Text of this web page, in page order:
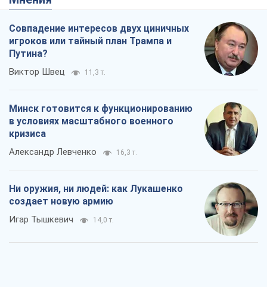
Совпадение интересов двух циничных
игроков или тайный план Трампа и
Путина?
Виктор Швец 11,3 т.
Минск готовится к функционированию
в условиях масштабного военного
кризиса
Александр Левченко 16,3 т.
Ни оружия, ни людей: как Лукашенко
создает новую армию
Игар Тышкевич 14,0 т.